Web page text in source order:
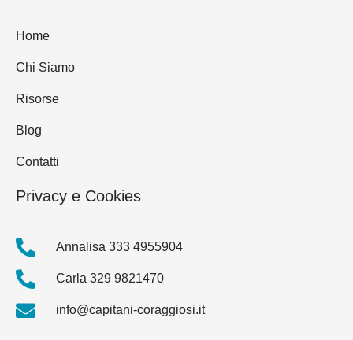
Home
Chi Siamo
Risorse
Blog
Contatti
Privacy e Cookies
Annalisa 333 4955904
Carla 329 9821470
info@capitani-coraggiosi.it